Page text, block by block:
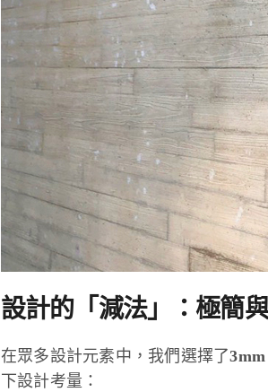
設計的「減法」：極簡
在眾多設計元素中，我們選擇了
下設計考量：